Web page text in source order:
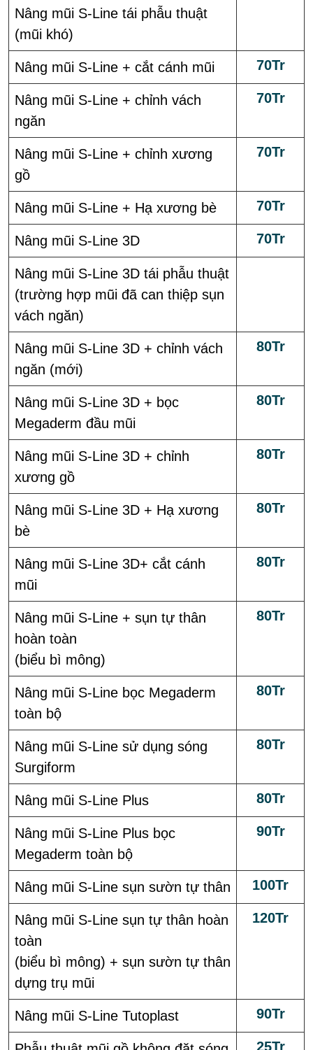
Nâng mũi S-Line tái phẫu thuật
(mũi khó)
Nâng mũi S-Line + cắt cánh mũi 70Tr
Nâng mũi S-Line + chỉnh vách
ngăn
70Tr
Nâng mũi S-Line + chỉnh xương
gồ
70Tr
Nâng mũi S-Line + Hạ xương bè 70Tr
Nâng mũi S-Line 3D 70Tr
Nâng mũi S-Line 3D tái phẫu thuật
(trường hợp mũi đã can thiệp sụn
vách ngăn)
Nâng mũi S-Line 3D + chỉnh vách
ngăn (mới)
80Tr
Nâng mũi S-Line 3D + bọc
Megaderm đầu mũi
80Tr
Nâng mũi S-Line 3D + chỉnh
xương gồ
80Tr
Nâng mũi S-Line 3D + Hạ xương
bè
80Tr
Nâng mũi S-Line 3D+ cắt cánh
mũi
80Tr
Nâng mũi S-Line + sụn tự thân
hoàn toàn
(biểu bì mông)
80Tr
Nâng mũi S-Line bọc Megaderm
toàn bộ
80Tr
Nâng mũi S-Line sử dụng sóng
Surgiform
80Tr
Nâng mũi S-Line Plus 80Tr
Nâng mũi S-Line Plus bọc
Megaderm toàn bộ
90Tr
Nâng mũi S-Line sụn sườn tự thân 100Tr
Nâng mũi S-Line sụn tự thân hoàn
toàn
(biểu bì mông) + sụn sườn tự thân
dựng trụ mũi
120Tr
Nâng mũi S-Line Tutoplast 90Tr
25Tr